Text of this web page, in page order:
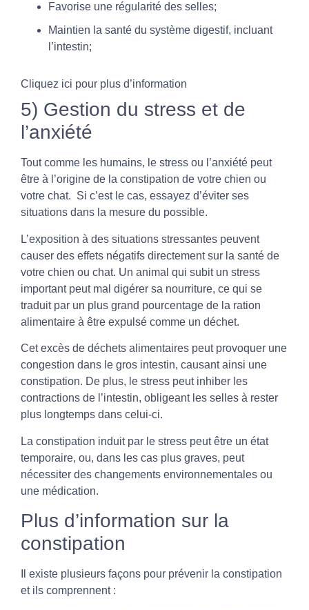
Favorise une régularité des selles;
Maintien la santé du système digestif, incluant
l’intestin;
Cliquez ici pour plus d’information
5) Gestion du stress et de
l’anxiété
Tout comme les humains, le stress ou l’anxiété peut
être à l’origine de la constipation de votre chien ou
votre chat. Si c’est le cas, essayez d’éviter ses
situations dans la mesure du possible.
L’exposition à des situations stressantes peuvent
causer des effets négatifs directement sur la santé de
votre chien ou chat. Un animal qui subit un stress
important peut mal digérer sa nourriture, ce qui se
traduit par un plus grand pourcentage de la ration
alimentaire à être expulsé comme un déchet.
Cet excès de déchets alimentaires peut provoquer une
congestion dans le gros intestin, causant ainsi une
constipation. De plus, le stress peut inhiber les
contractions de l’intestin, obligeant les selles à rester
plus longtemps dans celui-ci.
La constipation induit par le stress peut être un état
temporaire, ou, dans les cas plus graves, peut
nécessiter des changements environnementales ou
une médication.
Plus d’information sur la
constipation
Il existe plusieurs façons pour prévenir la constipation
et ils comprennent :